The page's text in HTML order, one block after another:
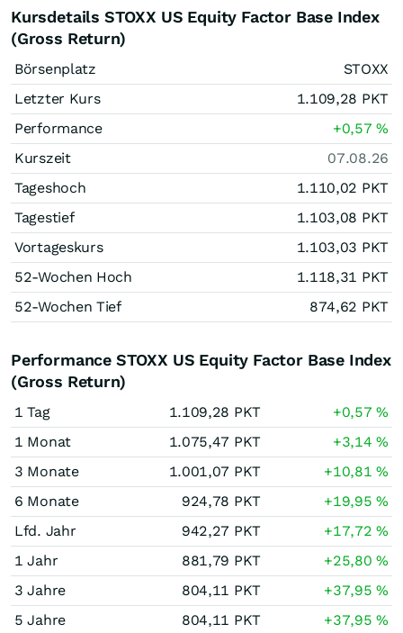
Kursdetails STOXX US Equity Factor Base Index
(Gross Return)
Börsenplatz
STOXX
Letzter Kurs
1.109,28 PKT
Performance
+0,57%
Kurszeit
07.08.26
Tageshoch
1.110,02 PKT
Tagestief
1.103,08 PKT
Vortageskurs
1.103,03 PKT
52-Wochen Hoch
1.118,31 PKT
52-Wochen Tief
874,62 PKT
Performance STOXX US Equity Factor Base Index
(Gross Return)
1 Tag 1.109,28 PKT +0,57%
1 Monat
1.075,47 PKT +3,14%
3 Monate
1.001,07 PKT +10,81%
6 Monate
924,78 PKT +19,95%
Lfd. Jahr
942,27 PKT +17,72%
1 Jahr
881,79 PKT +25,80%
3 Jahre
804,11 PKT +37,95%
5 Jahre
804,11 PKT +37,95%